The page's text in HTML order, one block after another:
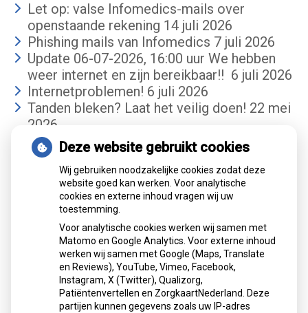
Let op: valse Infomedics-mails over
openstaande rekening 14 juli 2026
Phishing mails van Infomedics 7 juli 2026
Update 06-07-2026, 16:00 uur We hebben
weer internet en zijn bereikbaar!! 6 juli 2026
Internetproblemen! 6 juli 2026
Tanden bleken? Laat het veilig doen! 22 mei
2026
Gemiddelde cijfer
Mondzorgcentrumis gewaardeerd op
ZorgkaartNederland.
Bekijk alle waarderingen
Deze website gebruikt cookies
Wij gebruiken noodzakelijke cookies zodat deze
website goed kan werken. Voor analytische
cookies en externe inhoud vragen wij uw
toestemming.
Voor analytische cookies werken wij samen met
Matomo en Google Analytics. Voor externe inhoud
werken wij samen met Google (Maps, Translate
en Reviews), YouTube, Vimeo, Facebook,
Instagram, X (Twitter), Qualizorg,
Patiëntenvertellen en ZorgkaartNederland. Deze
partijen kunnen gegevens zoals uw IP-adres